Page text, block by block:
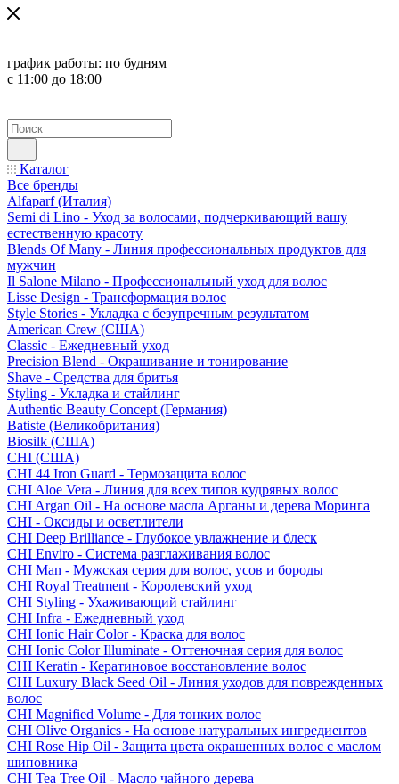
график работы: по будням
с 11:00 до 18:00
Каталог
Все бренды
Alfaparf (Италия)
Semi di Lino - Уход за волосами, подчеркивающий вашу
естественную красоту
Blends Of Many - Линия профессиональных продуктов для
мужчин
Il Salone Milano - Профессиональный уход для волос
Lisse Design - Трансформация волос
Style Stories - Укладка с безупречным результатом
American Crew (США)
Classic - Ежедневный уход
Precision Blend - Окрашивание и тонирование
Shave - Средства для бритья
Styling - Укладка и стайлинг
Authentic Beauty Concept (Германия)
Batiste (Великобритания)
Biosilk (США)
CHI (США)
CHI 44 Iron Guard - Термозащита волос
CHI Aloe Vera - Линия для всех типов кудрявых волос
CHI Argan Oil - На основе масла Арганы и дерева Моринга
CHI - Оксиды и осветлители
CHI Deep Brilliance - Глубокое увлажнение и блеск
CHI Enviro - Система разглаживания волос
CHI Man - Мужская серия для волос, усов и бороды
CHI Royal Treatment - Королевский уход
CHI Styling - Ухаживающий стайлинг
CHI Infra - Ежедневный уход
CHI Ionic Hair Color - Краска для волос
CHI Ionic Color Illuminate - Оттеночная серия для волос
CHI Keratin - Кератиновое восстановление волос
CHI Luxury Black Seed Oil - Линия уходов для поврежденных
волос
CHI Magnified Volume - Для тонких волос
CHI Olive Organics - На основе натуральных ингредиентов
CHI Rose Hip Oil - Защита цвета окрашенных волос с маслом
шиповника
CHI Tea Tree Oil - Масло чайного дерева